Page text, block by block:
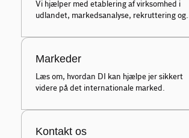
Vi hjælper med etablering af virksomhed i
udlandet, markedsanalyse, rekruttering og
Markeder
Læs om, hvordan DI kan hjælpe jer sikkert
videre på det internationale marked.
Kontakt os